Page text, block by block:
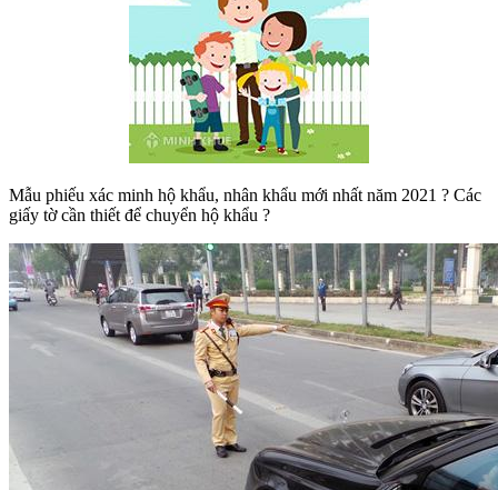
Mẫu phiếu xác minh hộ khẩu, nhân khẩu mới nhất năm 2021 ? Các
giấy tờ cần thiết để chuyển hộ khẩu ?